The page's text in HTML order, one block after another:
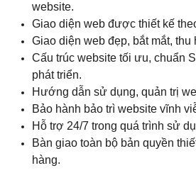
website.
Giao diện web được thiết kế
Giao diện web đẹp, bắt mắt, thu
Cấu trúc website tối ưu, chuẩn
phát triển.
Hướng dẫn sử dụng, quản trị
Bảo hành bảo trì website vĩnh
Hỗ trợ 24/7 trong quá trình sử
Bàn giao toàn bộ bản quyền
hàng.